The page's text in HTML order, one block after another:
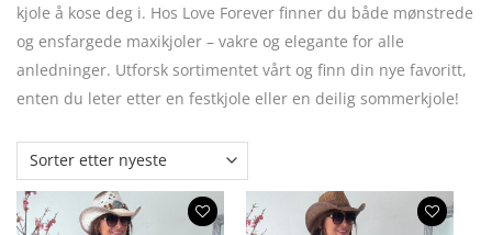
kjole å kose deg i. Hos Love Forever finner du både mønstrede
og ensfargede maxikjoler – vakre og elegante for alle
anledninger. Utforsk sortimentet vårt og finn din nye favoritt,
enten du leter etter en festkjole eller en deilig sommerkjole!